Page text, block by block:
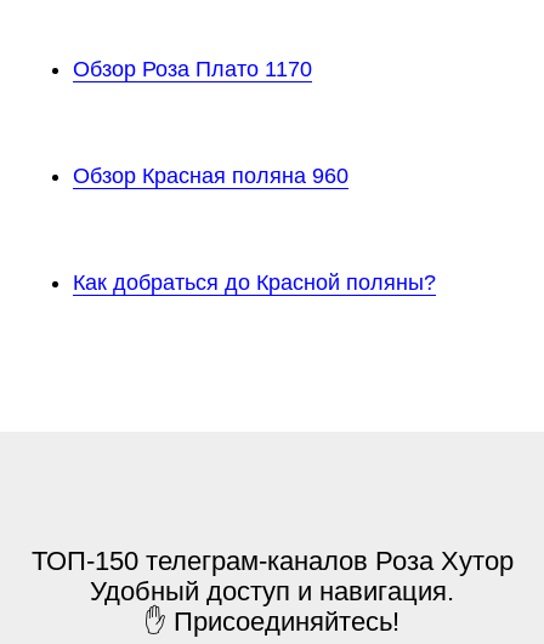
Обзор Роза Плато 1170
Обзор Красная поляна 960
Как добраться до Красной поляны?
ТОП-150 телеграм-каналов Роза Хутор
Удобный доступ и навигация.
✋ Присоединяйтесь!